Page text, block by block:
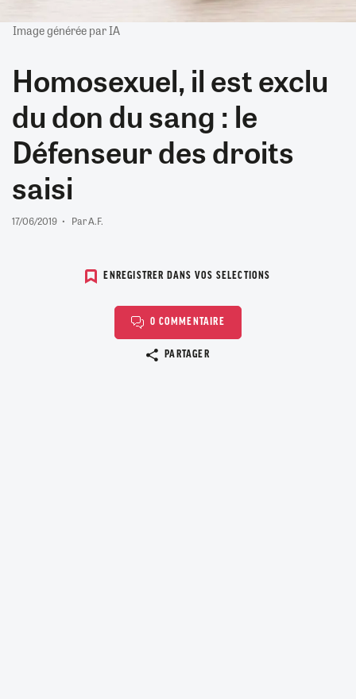
Image générée par IA
Homosexuel, il est exclu
du don du sang : le
Défenseur des droits
saisi
17/06/2019 Par A.F.
ENREGISTRER DANS VOS SELECTIONS
0 COMMENTAIRE
PARTAGER